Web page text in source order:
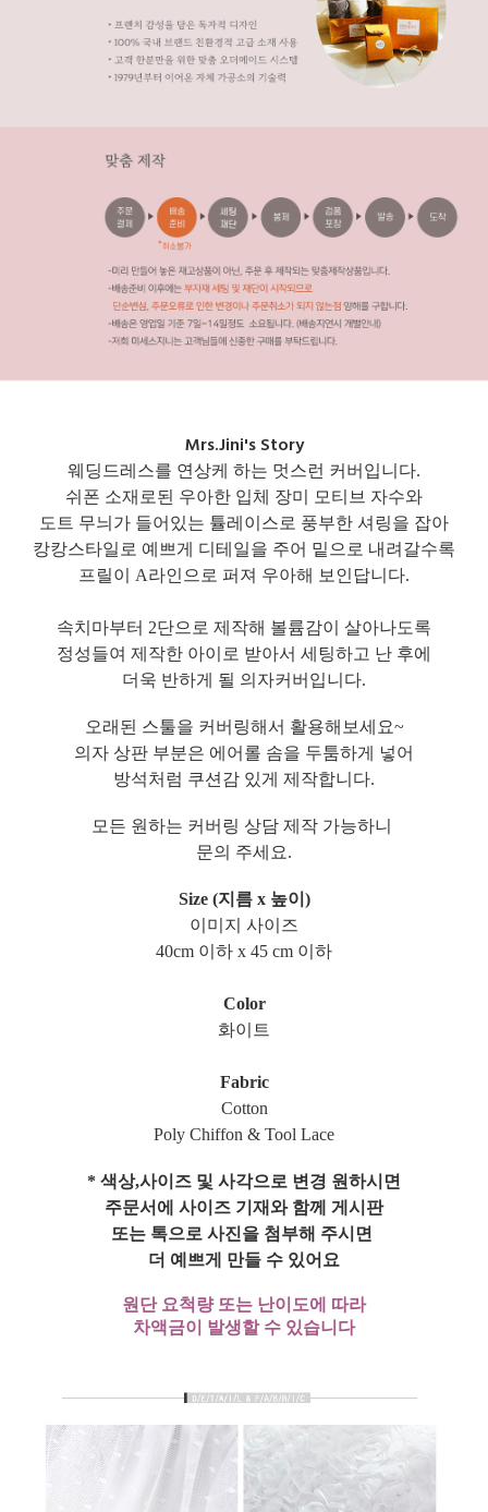
Mrs.Jini's Story
웨딩드레스를 연상케 하는 멋스런 커버입니다.
쉬폰 소재로된 우아한 입체 장미 모티브 자수와
도트 무늬가 들어있는 튤레이스로 풍부한 셔링을 잡아
캉캉스타일로 예쁘게 디테일을 주어 밑으로 내려갈수록
프릴이 A라인으로 퍼져 우아해 보인답니다.
속치마부터 2단으로 제작해 볼륨감이 살아나도록
정성들여 제작한 아이로 받아서 세팅하고 난 후에
더욱 반하게 될 의자커버입니다.
오래된 스툴을 커버링해서 활용해보세요~
의자 상판 부분은 에어롤 솜을 두툼하게 넣어
방석처럼 쿠션감 있게 제작합니다.
모든 원하는 커버링 상담 제작 가능하니
문의 주세요.
Size (지름 x 높이)
이미지 사이즈
40cm 이하 x 45 cm 이하
Color
화이트
Fabric
Cotton
Poly Chiffon & Tool Lace
* 색상,사이즈 및 사각으로 변경 원하시면
주문서에 사이즈 기재와 함께 게시판
또는 톡으로 사진을 첨부해 주시면
더 예쁘게 만들 수 있어요
원단 요척량 또는 난이도에 따라
차액금이 발생할 수 있습니다